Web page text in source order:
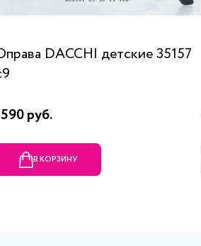
DACCHI детские 35157
руб.
В КОРЗИНУ